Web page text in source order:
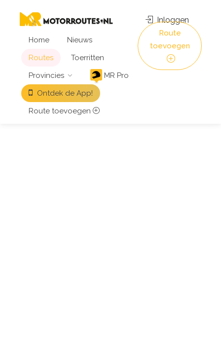
Home
Nieuws
Routes
Toerritten
Provincies
MR Pro
Ontdek de App!
Route toevoegen
Inloggen
Route
toevoegen